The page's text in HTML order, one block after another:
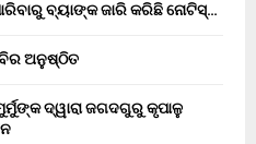
ବ୍ୟାଙ୍କ ଜାରି କରିଛି ନୋଟିସ୍…
ଅନୁଷ୍ଠିତ
ଦ୍ୱାରା ଜଗଦଗୁରୁ କୃପାଳୁ